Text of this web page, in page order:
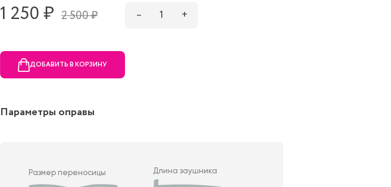
1 250 ₷ 2 500 ₷ – 1 +
ДОБАВИТЬ В КОРЗИНУ
Параметры оправы
Размер переносицы Длина заушника